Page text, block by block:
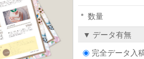
数量
▼ データ有無
完全データ入